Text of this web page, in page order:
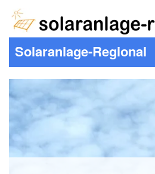
Solaranlage-Regional